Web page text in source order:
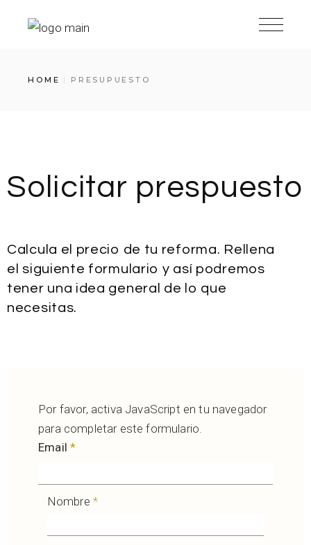
HOME PRESUPUESTO
Solicitar prespuesto
Calcula el precio de tu reforma. Rellena
el siguiente formulario y así podremos
tener una idea general de lo que
necesitas.
Por favor, activa JavaScript en tu navegador
para completar este formulario.
Email*
Nombre *